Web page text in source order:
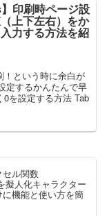
印刷時ページ設
上下左右）をか
力する方法を紹
！という時に余白が
定するかんたんで早
を設定する方法 Tab
セル関数
擬人化キャラクター
機能と使い方を簡